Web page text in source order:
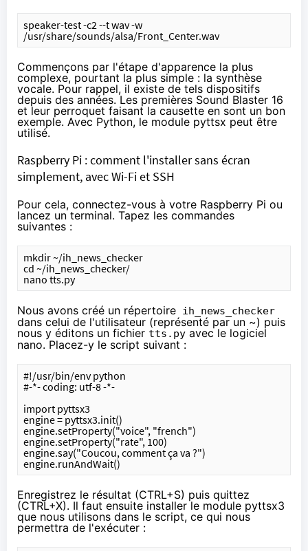
speaker-test -c2 --t wav -w
/usr/share/sounds/alsa/Front_Center.wav
Commençons par l'étape d'apparence la plus
complexe, pourtant la plus simple : la synthèse
vocale. Pour rappel, il existe de tels dispositifs
depuis des années. Les premières Sound Blaster 16
et leur perroquet faisant la causette en sont un bon
exemple. Avec Python, le module pyttsx peut être
utilisé.
Raspberry Pi : comment l'installer sans écran
simplement, avec Wi-Fi et SSH
Pour cela, connectez-vous à votre Raspberry Pi ou
lancez un terminal. Tapez les commandes
suivantes :
mkdir ~/ih_news_checker
cd ~/ih_news_checker/
nano tts.py
Nous avons créé un répertoire ih_news_checker
dans celui de l'utilisateur (représenté par un ~) puis
nous y éditons un fichier tts.py avec le logiciel
nano. Placez-y le script suivant :
#!/usr/bin/env python
#-*- coding: utf-8 -*-
import pyttsx3
engine = pyttsx3.init()
engine.setProperty("voice", "french")
engine.setProperty("rate", 100)
engine.say("Coucou, comment ça va ?")
engine.runAndWait()
Enregistrez le résultat (CTRL+S) puis quittez
(CTRL+X). Il faut ensuite installer le module pyttsx3
que nous utilisons dans le script, ce qui nous
permettra de l'exécuter :